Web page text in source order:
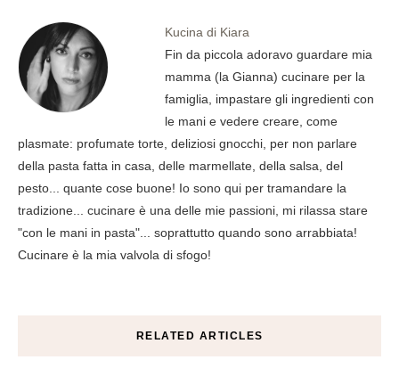
Kucina di Kiara
Fin da piccola adoravo guardare mia
mamma (la Gianna) cucinare per la
famiglia, impastare gli ingredienti con
le mani e vedere creare, come
plasmate: profumate torte, deliziosi gnocchi, per non parlare
della pasta fatta in casa, delle marmellate, della salsa, del
pesto... quante cose buone! Io sono qui per tramandare la
tradizione... cucinare è una delle mie passioni, mi rilassa stare
"con le mani in pasta"... soprattutto quando sono arrabbiata!
Cucinare è la mia valvola di sfogo!
RELATED ARTICLES